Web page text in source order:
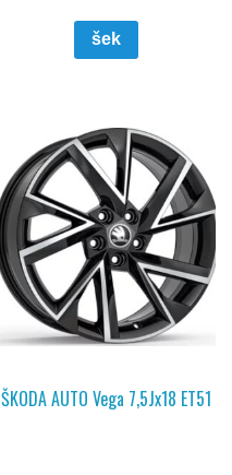
šek
ŠKODA AUTO Vega 7,5Jx18 ET51